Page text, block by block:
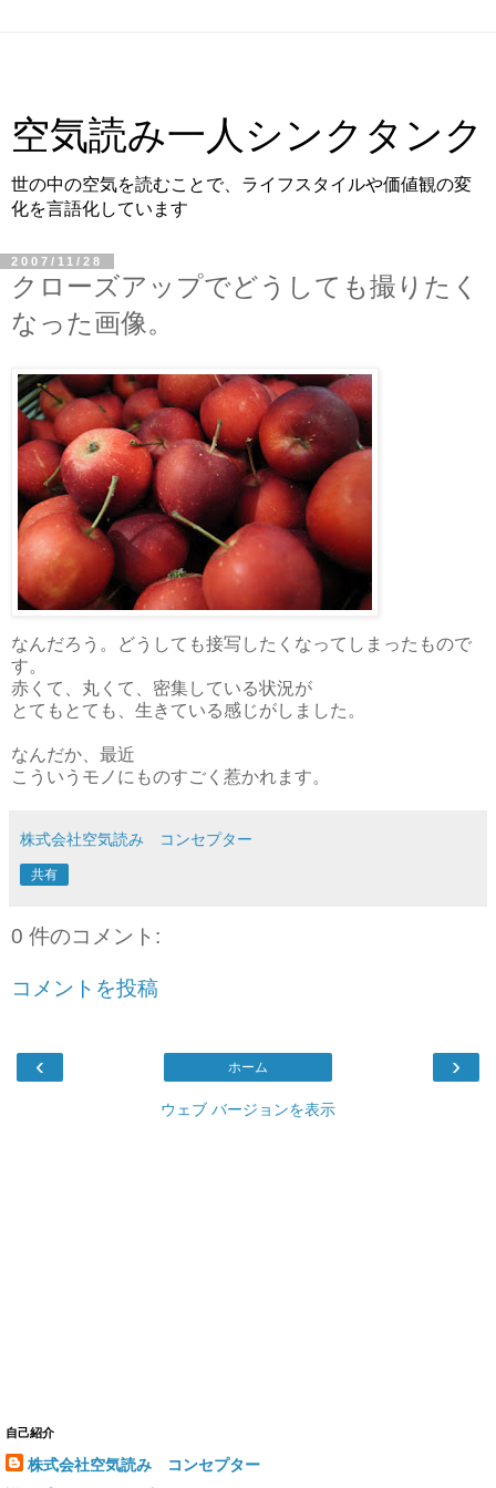
空気読み一人シンクタンク
世の中の空気を読むことで、ライフスタイルや価値観の変
化を言語化しています
2007/11/28
クローズアップでどうしても撮りたく
なった画像。
なんだろう。どうしても接写したくなってしまったもので
す。
赤くて、丸くて、密集している状況が
とてもとても、生きている感じがしました。
なんだか、最近
こういうモノにものすごく惹かれます。
株式会社空気読み コンセプター
共有
0 件のコメント:
コメントを投稿
‹ ›
ホーム
ウェブ バージョンを表示
自己紹介
株式会社空気読み コンセプター